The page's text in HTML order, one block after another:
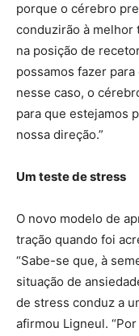
porque o cérebro
conduzirão à melhor
na posição de
possamos fazer
nesse caso, o
para que estejamos
nossa direção.”
Um teste de stress
O novo modelo de
tração quando foi
“Sabe-se que, à
situação de
de stress conduz a
afirmou Ligneul.